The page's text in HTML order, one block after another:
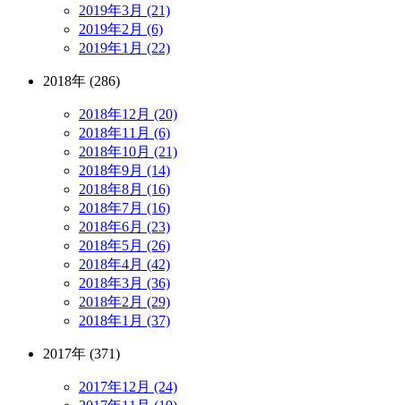
2019年3月 (21)
2019年2月 (6)
2019年1月 (22)
2018年 (286)
2018年12月 (20)
2018年11月 (6)
2018年10月 (21)
2018年9月 (14)
2018年8月 (16)
2018年7月 (16)
2018年6月 (23)
2018年5月 (26)
2018年4月 (42)
2018年3月 (36)
2018年2月 (29)
2018年1月 (37)
2017年 (371)
2017年12月 (24)